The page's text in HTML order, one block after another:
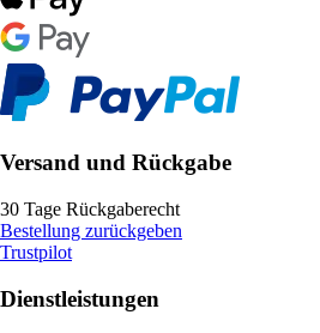
Versand und Rückgabe
30 Tage Rückgaberecht
Bestellung zurückgeben
Trustpilot
Dienstleistungen